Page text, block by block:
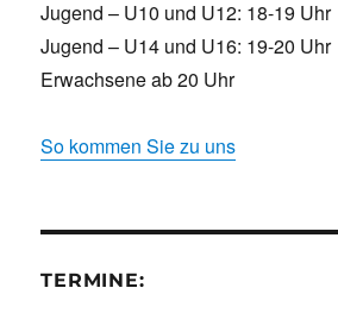
Jugend – U10 und U12: 18-19 Uhr
Jugend – U14 und U16: 19-20 Uhr
Erwachsene ab 20 Uhr
So kommen Sie zu uns
TERMINE: